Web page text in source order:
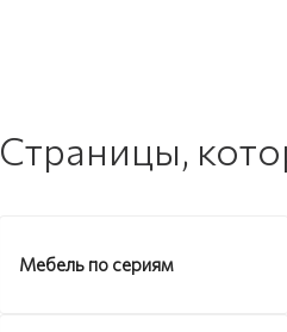
Страницы,
Мебель по сериям